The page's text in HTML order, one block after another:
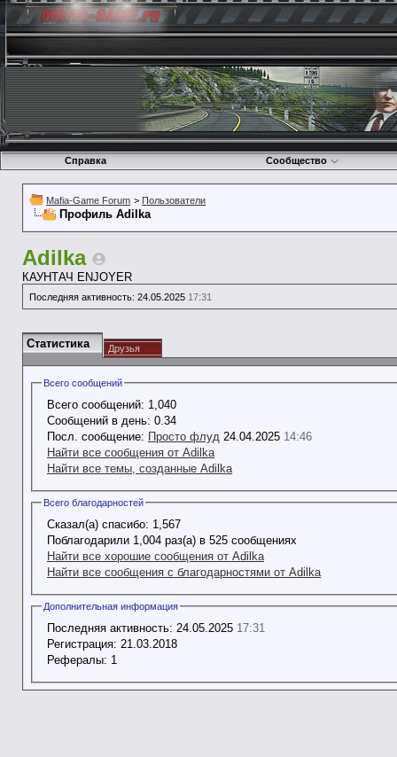
Справка Сообщество
Mafia-Game Forum > Пользователи
Профиль Adilka
Adilka
КАУНТАЧ ENJOYER
Последняя активность: 24.05.2025 17:31
Статистика Друзья
Всего сообщений
Всего сообщений: 1,040
Сообщений в день: 0.34
Посл. сообщение: Просто флуд 24.04.2025 14:46
Найти все сообщения от Adilka
Найти все темы, созданные Adilka
Всего благодарностей
Сказал(а) спасибо: 1,567
Поблагодарили 1,004 раз(а) в 525 сообщениях
Найти все хорошие сообщения от Adilka
Найти все сообщения с благодарностями от Adilka
Дополнительная информация
Последняя активность: 24.05.2025 17:31
Регистрация: 21.03.2018
Рефералы: 1